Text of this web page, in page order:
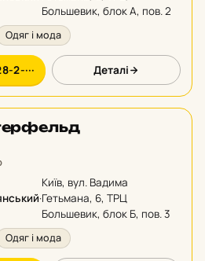
Большевик, блок А, пов. 2
Одяг і мода
2-··· Деталі
·
Київ, вул. Вадима
Гетьмана, 6, ТРЦ
Большевик, блок Б, пов. 3
Одяг і мода